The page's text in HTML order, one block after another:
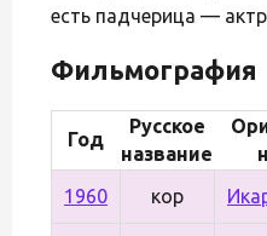
есть падчерица —
Фильмография
Год
Русское
название
1960 кор